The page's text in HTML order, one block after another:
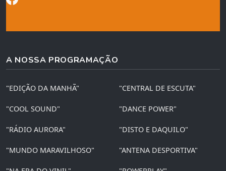
A NOSSA PROGRAMAÇÃO
"EDIÇÃO DA MANHÃ" "CENTRAL DE ESCUTA"
"COOL SOUND" "DANCE POWER"
"RÁDIO AURORA" "DISTO E DAQUILO"
"MUNDO MARAVILHOSO" "ANTENA DESPORTIVA"